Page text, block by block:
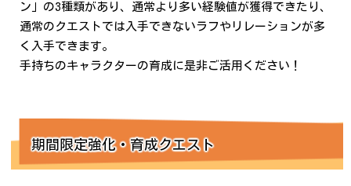
ン」の3種類があり、通常より多い経験値が獲得できたり、
通常のクエストでは入手できないラフやリレーションが多
く入手できます。
手持ちのキャラクターの育成に是非ご活用ください！
期間限定強化・育成クエスト